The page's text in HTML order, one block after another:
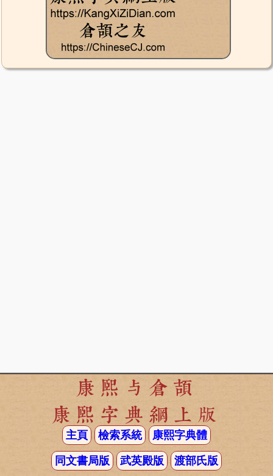
康熙与倉頡
康熙字典網上版
主頁 檢索系統 康熙字典體
同文書局版 武英殿版 渡部氏版